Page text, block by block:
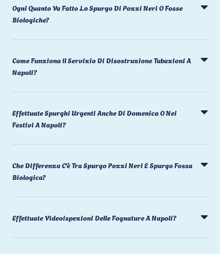
Ogni Quanto Va Fatto Lo Spurgo Di Pozzi Neri O Fosse
Biologiche?
Come Funziona Il Servizio Di Disostruzione Tubazioni A
Napoli?
Effettuate Spurghi Urgenti Anche Di Domenica O Nei
Festivi A Napoli?
Che Differenza C'è Tra Spurgo Pozzi Neri E Spurgo Fossa
Biologica?
Effettuate Videoispezioni Delle Fognature A Napoli?